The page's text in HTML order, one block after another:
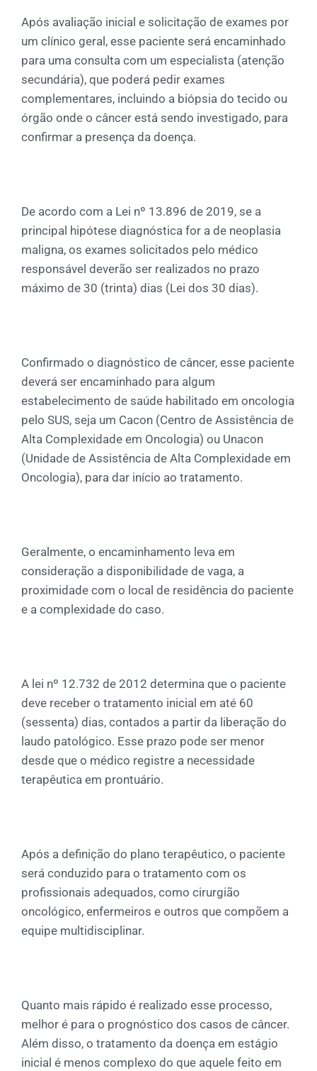
Após avaliação inicial e solicitação de exames por
um clínico geral, esse paciente será encaminhado
para uma consulta com um especialista (atenção
secundária), que poderá pedir exames
complementares, incluindo a biópsia do tecido ou
órgão onde o câncer está sendo investigado, para
confirmar a presença da doença.
De acordo com a Lei nº 13.896 de 2019, se a
principal hipótese diagnóstica for a de neoplasia
maligna, os exames solicitados pelo médico
responsável deverão ser realizados no prazo
máximo de 30 (trinta) dias (Lei dos 30 dias).
Confirmado o diagnóstico de câncer, esse paciente
deverá ser encaminhado para algum
estabelecimento de saúde habilitado em oncologia
pelo SUS, seja um Cacon (Centro de Assistência de
Alta Complexidade em Oncologia) ou Unacon
(Unidade de Assistência de Alta Complexidade em
Oncologia), para dar início ao tratamento.
Geralmente, o encaminhamento leva em
consideração a disponibilidade de vaga, a
proximidade com o local de residência do paciente
e a complexidade do caso.
A lei nº 12.732 de 2012 determina que o paciente
deve receber o tratamento inicial em até 60
(sessenta) dias, contados a partir da liberação do
laudo patológico. Esse prazo pode ser menor
desde que o médico registre a necessidade
terapêutica em prontuário.
Após a definição do plano terapêutico, o paciente
será conduzido para o tratamento com os
profissionais adequados, como cirurgião
oncológico, enfermeiros e outros que compõem a
equipe multidisciplinar.
Quanto mais rápido é realizado esse processo,
melhor é para o prognóstico dos casos de câncer.
Além disso, o tratamento da doença em estágio
inicial é menos complexo do que aquele feito em